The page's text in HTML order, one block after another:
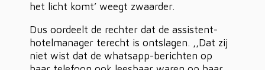
het licht komt’ weegt zwaarder.
Dus oordeelt de rechter dat de assistent-
hotelmanager terecht is ontslagen. ,,Dat zij
niet wist dat de whatsapp-berichten op